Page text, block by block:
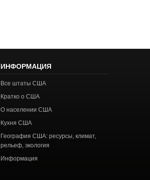
ИНФОРМАЦИЯ
Все штаты США
Кратко о США
О населении США
Кухня США
География США: ресурсы, климат,
рельеф, экология
Информация